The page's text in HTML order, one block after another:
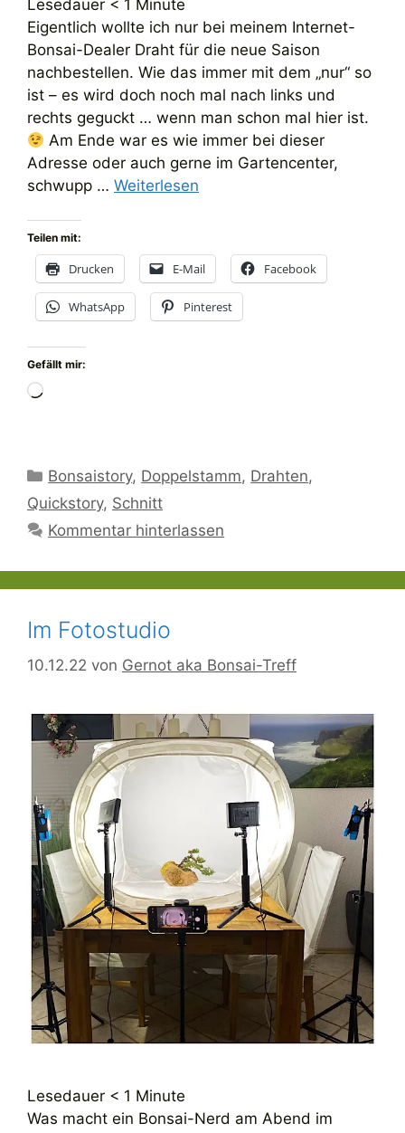
Lesedauer < 1 Minute
Eigentlich wollte ich nur bei meinem Internet-
Bonsai-Dealer Draht für die neue Saison
nachbestellen. Wie das immer mit dem „nur“ so
ist – es wird doch noch mal nach links und
rechts geguckt … wenn man schon mal hier ist.
Am Ende war es wie immer bei dieser
Adresse oder auch gerne im Gartencenter,
schwupp … Weiterlesen
Teilen mit:
Drucken E-Mail Facebook
WhatsApp Pinterest
Gefällt mir:
Wird
Kategorien
Bonsaistory, Doppelstamm, Drahten,
Quickstory, Schnitt
Kommentar hinterlassen
Im Fotostudio
10.12.22 von Gernot aka Bonsai-Treff
Lesedauer < 1 Minute
Was macht ein Bonsai-Nerd am Abend im